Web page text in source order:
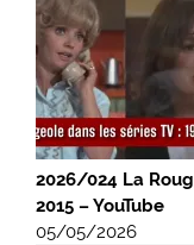
2026/024 La
2015 – YouTube
05/05/2026